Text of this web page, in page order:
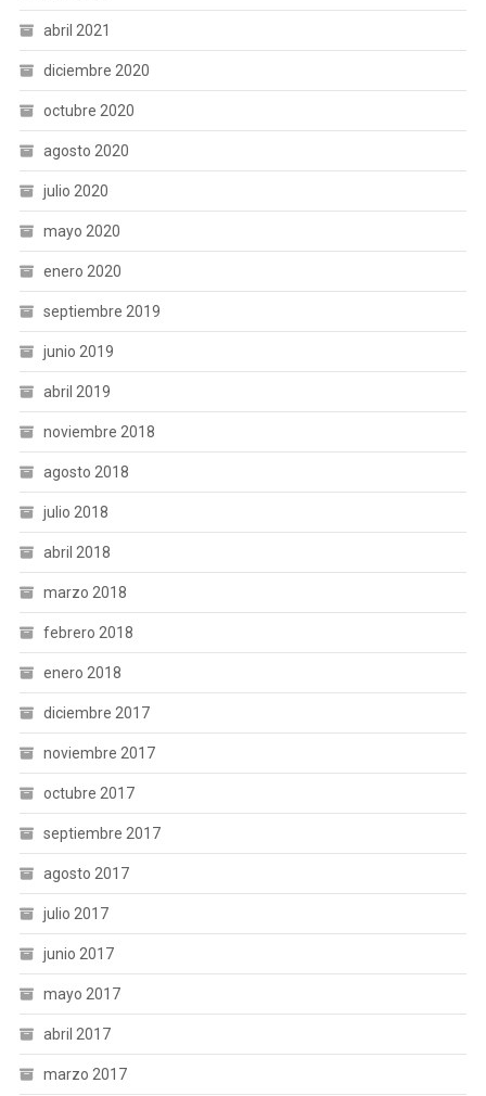
abril 2021
diciembre 2020
octubre 2020
agosto 2020
julio 2020
mayo 2020
enero 2020
septiembre 2019
junio 2019
abril 2019
noviembre 2018
agosto 2018
julio 2018
abril 2018
marzo 2018
febrero 2018
enero 2018
diciembre 2017
noviembre 2017
octubre 2017
septiembre 2017
agosto 2017
julio 2017
junio 2017
mayo 2017
abril 2017
marzo 2017